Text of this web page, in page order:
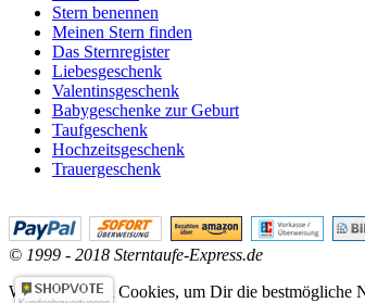
Stern benennen
Meinen Stern finden
Das Sternregister
Liebesgeschenk
Valentinsgeschenk
Babygeschenke zur Geburt
Taufgeschenk
Hochzeitsgeschenk
Trauergeschenk
© 1999 - 2018 Sterntaufe-Express.de
Wir verwenden Cookies, um Dir die bestmögliche